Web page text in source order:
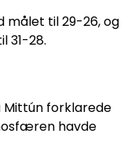
målet til 29-26, og
31-28.
forklarede
havde